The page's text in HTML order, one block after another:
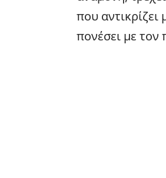
που αντικρίζει
πονέσει με τον